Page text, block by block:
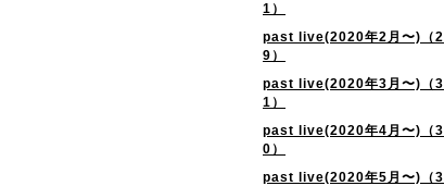
1）
past live(2020年2月〜)（2
9）
past live(2020年3月〜)（3
1）
past live(2020年4月〜)（3
0）
past live(2020年5月〜)（3